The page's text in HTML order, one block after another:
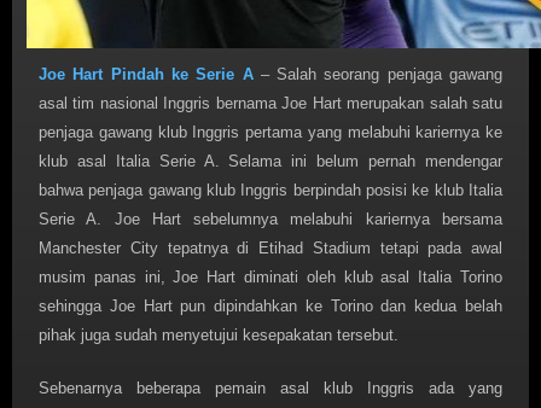
Joe Hart Pindah ke Serie A– Salah seorang penjaga gawang
asal tim nasional Inggris bernama Joe Hart merupakan salah satu
penjaga gawang klub Inggris pertama yang melabuhi kariernya ke
klub asal Italia Serie A. Selama ini belum pernah mendengar
bahwa penjaga gawang klub Inggris berpindah posisi ke klub Italia
Serie A. Joe Hart sebelumnya melabuhi kariernya bersama
Manchester City tepatnya di Etihad Stadium tetapi pada awal
musim panas ini, Joe Hart diminati oleh klub asal Italia Torino
sehingga Joe Hart pun dipindahkan ke Torino dan kedua belah
pihak juga sudah menyetujui kesepakatan tersebut.
Sebenarnya beberapa pemain asal klub Inggris ada yang